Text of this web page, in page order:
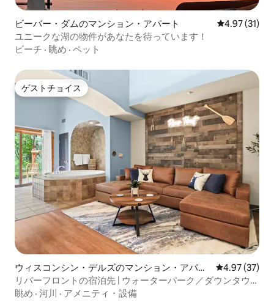
ビーバー・ダムのマンション・アパート レビュー31
4.97 (31)
ユニークな湖の物件があなたを待っています！
ビーチ · 眺め · ペット
ゲストチョイス
ゲストチョイス
ウィスコンシン・デルズのマンション・アパー
ト
レビュー37
4.97 (37)
リバーフロントの宿泊先 | ウォーターパーク／ダウンタウン
まで数分
眺め · 河川 · アメニティ・設備